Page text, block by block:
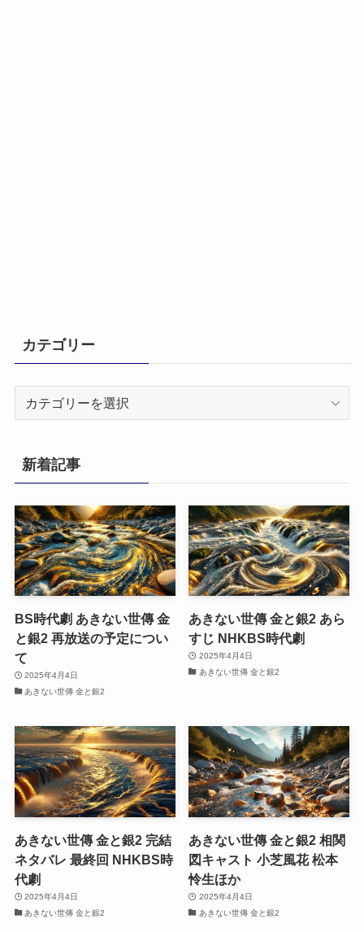
カテゴリー
リ
ー
新着記事
BS時代劇 あきない世傳 金
と銀2 再放送の予定につい
て
2025年4月4日
あきない世傳 金と銀2
あきない世傳 金と銀2 あら
すじ NHKBS時代劇
2025年4月4日
あきない世傳 金と銀2
あきない世傳 金と銀2 完結
ネタバレ 最終回 NHKBS時
代劇
2025年4月4日
あきない世傳 金と銀2
あきない世傳 金と銀2 相関
図キャスト 小芝風花 松本
怜生ほか
2025年4月4日
あきない世傳 金と銀2